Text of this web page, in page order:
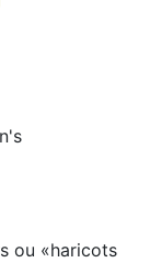
ou «haricots